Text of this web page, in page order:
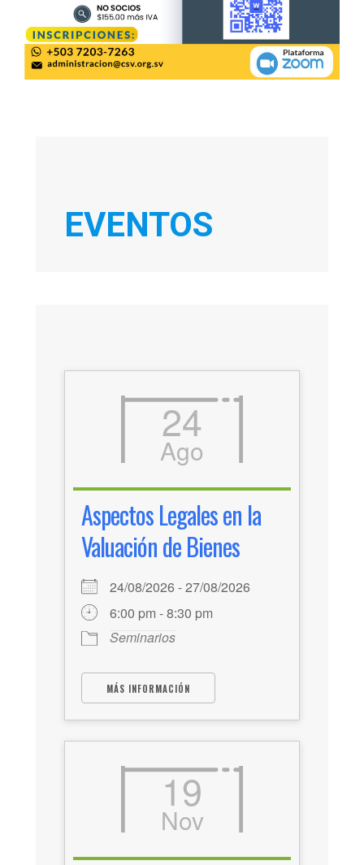
EVENTOS
24
Ago
Aspectos Legales en la
Valuación de Bienes
24/08/2026 - 27/08/2026
6:00 pm - 8:30 pm
Seminarios
MÁS INFORMACIÓN
19
Nov